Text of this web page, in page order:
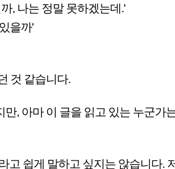
, 나는 정말 못하겠는데.'
을까'
것 같습니다.
, 아마 이 글을 읽고 있는 누군가
고 쉽게 말하고 싶지는 않습니다.